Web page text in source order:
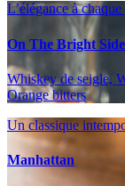
L’élégance à
On The Bright Side
Whiskey de seigle,
Orange bitters
Un classique
Manhattan